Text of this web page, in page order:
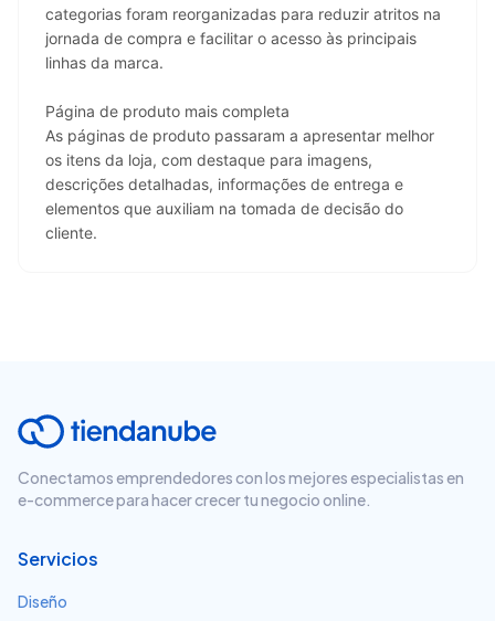
categorias foram reorganizadas para reduzir atritos na
jornada de compra e facilitar o acesso às principais
linhas da marca.
Página de produto mais completa
As páginas de produto passaram a apresentar melhor
os itens da loja, com destaque para imagens,
descrições detalhadas, informações de entrega e
elementos que auxiliam na tomada de decisão do
cliente.
Conectamos emprendedores con los mejores especialistas en
e-commerce para hacer crecer tu negocio online.
Servicios
Diseño